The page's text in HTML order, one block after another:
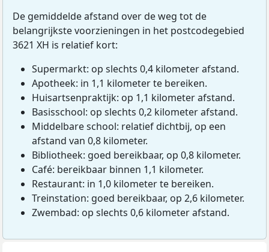
De gemiddelde afstand over de weg tot de
belangrijkste voorzieningen in het postcodegebied
3621 XH is relatief kort:
Supermarkt: op slechts 0,4 kilometer afstand.
Apotheek: in 1,1 kilometer te bereiken.
Huisartsenpraktijk: op 1,1 kilometer afstand.
Basisschool: op slechts 0,2 kilometer afstand.
Middelbare school: relatief dichtbij, op een
afstand van 0,8 kilometer.
Bibliotheek: goed bereikbaar, op 0,8 kilometer.
Café: bereikbaar binnen 1,1 kilometer.
Restaurant: in 1,0 kilometer te bereiken.
Treinstation: goed bereikbaar, op 2,6 kilometer.
Zwembad: op slechts 0,6 kilometer afstand.